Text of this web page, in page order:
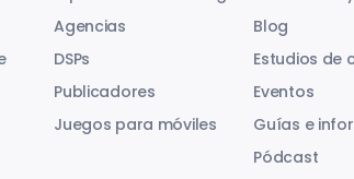
Agencias
DSPs
Publicadores
Juegos para móviles
Blog
Estudios de
Eventos
Guías e
Pódcast